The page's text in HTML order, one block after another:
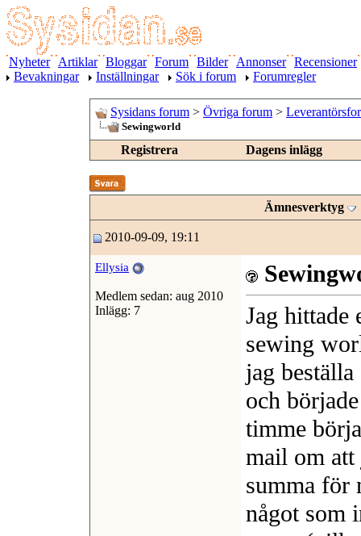
Nyheter Artiklar Bloggar Forum Bilder Annonser Recensioner
Bevakningar
Inställningar Sök i forum Forumregler
Sysidans forum > Övriga forum >
Sewingworld
Registrera Dagens inlägg
Ämnesverktyg
2010-09-09, 19:11
Ellysia
Medlem sedan: aug 2010
Inlägg: 7
Jag hittade
sewing
jag
och
timme
mail om att
summa för
något som